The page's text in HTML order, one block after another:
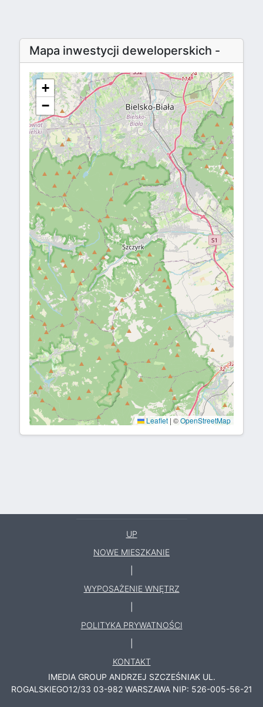
Mapa inwestycji deweloperskich -
+
−
Leaflet | ©OpenStreetMap
UP
NOWE MIESZKANIE
WYPOSAŻENIE WNĘTRZ
POLITYKA PRYWATNOŚCI
KONTAKT
IMEDIA GROUP ANDRZEJ SZCZEŚNIAK UL.
ROGALSKIEGO12/33 03-982 WARSZAWA NIP: 526-005-56-21